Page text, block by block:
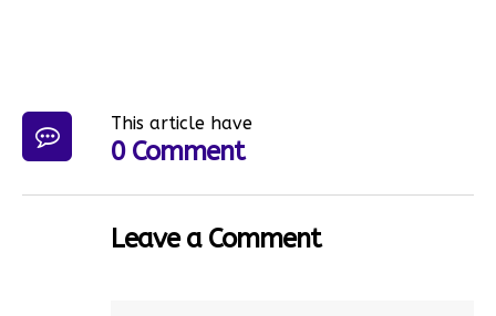
This article have
0 Comment
Leave a Comment